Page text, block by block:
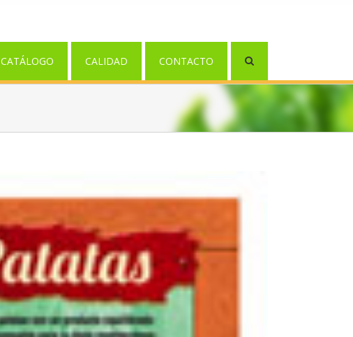
CATÁLOGO CALIDAD CONTACTO